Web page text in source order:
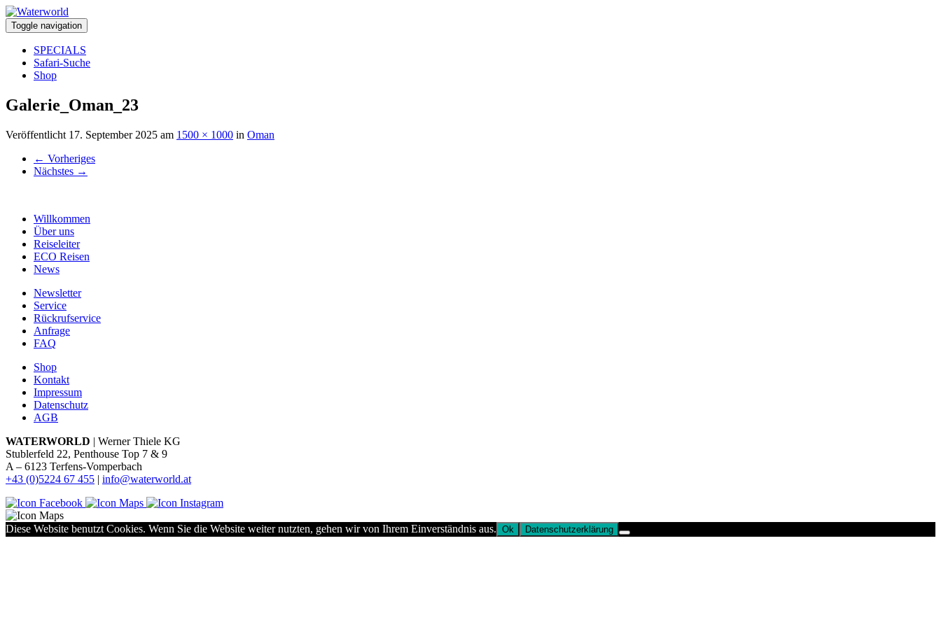
Toggle navigation
SPECIALS
Safari-Suche
Shop
Galerie_Oman_23
Veröffentlicht 17. September 2025 am 1500 × 1000 in Oman
← Vorheriges
Nächstes →
Willkommen
Über uns
Reiseleiter
ECO Reisen
News
Newsletter
Service
Rückrufservice
Anfrage
FAQ
Shop
Kontakt
Impressum
Datenschutz
AGB
WATERWORLD | Werner Thiele KG
Stublerfeld 22, Penthouse Top 7 & 9
A – 6123 Terfens-Vomperbach
+43 (0)5224 67 455 | info@waterworld.at
Diese Website benutzt Cookies. Wenn Sie die Website weiter nutzten, gehen wir von Ihrem Einverständnis aus. Ok Datenschutzerklärung